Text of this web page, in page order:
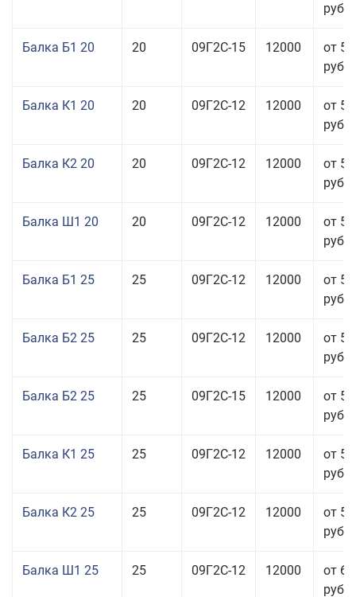
руб.
Балка Б1 20 20 09Г2С-15 12000
от
руб.
Балка К1 20 20 09Г2С-12 12000
от
руб.
Балка К2 20 20 09Г2С-12 12000
от
руб.
Балка Ш1 20 20 09Г2С-12 12000
от
руб.
Балка Б1 25 25 09Г2С-12 12000
от
руб.
Балка Б2 25 25 09Г2С-12 12000
от
руб.
Балка Б2 25 25 09Г2С-15 12000
от
руб.
Балка К1 25 25 09Г2С-12 12000
от
руб.
Балка К2 25 25 09Г2С-12 12000
от
руб.
Балка Ш1 25 25 09Г2С-12 12000
от
руб.